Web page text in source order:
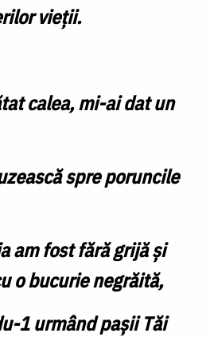
vieţii.
calea, mi-ai dat un
spre poruncile
am fost fără grijă şi
o bucurie negrăită,
1 urmând paşii Tăi